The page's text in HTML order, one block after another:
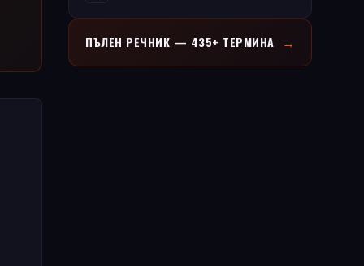
ПЪЛЕН РЕЧНИК — 435+ ТЕРМИНА →